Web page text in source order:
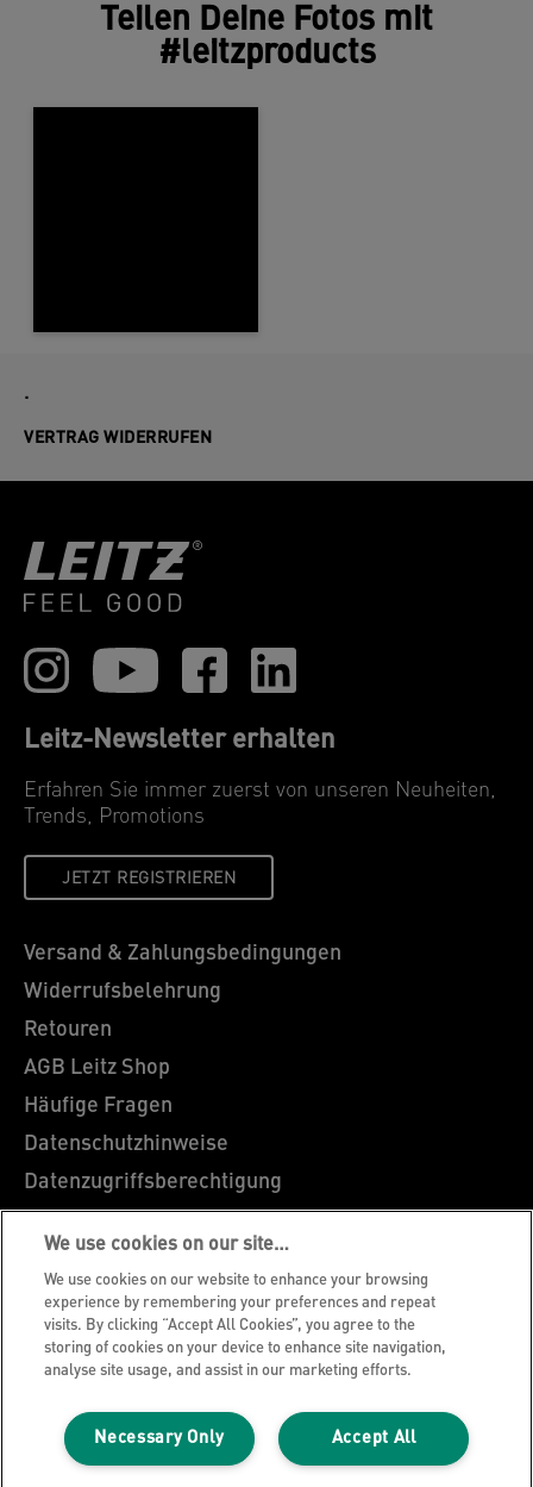
Teilen Deine Fotos mit
#leitzproducts
.
VERTRAG WIDERRUFEN
Leitz-Newsletter erhalten
Erfahren Sie immer zuerst von unseren Neuheiten,
Trends, Promotions
JETZT REGISTRIEREN
Versand & Zahlungsbedingungen
Widerrufsbelehrung
Retouren
AGB Leitz Shop
Häufige Fragen
Datenschutzhinweise
Datenzugriffsberechtigung
Impressum
Über Leitz
Garantie Bedingungen
Hinweise zum Verpackungsrecycling
Leitz Blog
We use cookies on our site…
We use cookies on our website to enhance your browsing
experience by remembering your preferences and repeat
visits. By clicking “Accept All Cookies”, you agree to the
storing of cookies on your device to enhance site navigation,
analyse site usage, and assist in our marketing efforts.
Accept All
Necessary Only